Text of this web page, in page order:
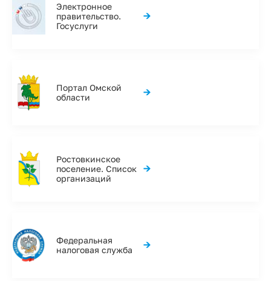
Электронное
правительство.
Госуслуги
→
Портал Омской
области
→
Ростовкинское
поселение. Список
организаций
→
Федеральная
налоговая служба
→